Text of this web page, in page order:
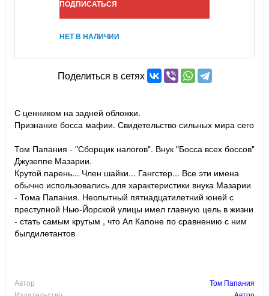
ПОДПИСАТЬСЯ
НЕТ В НАЛИЧИИ
Поделиться в сетях
С ценником на задней обложки.
Признание босса мафии. Свидетельство сильных мира сего
Том Папания - "Сборщик налогов". Внук "Босса всех боссов"
Джузеппе Мазарии.
Крутой парень... Член шайки... Гангстер... Все эти имена
обычно использовались для характеристики внука Мазарии
- Тома Папания. Неопытный пятнадцатилетний юней с
преступной Нью-Йорской улицы имел главную цель в жизни
- стать самым крутым , что Ал Капоне по сравнению с ним
былдилетантов
Автор
Том Папания